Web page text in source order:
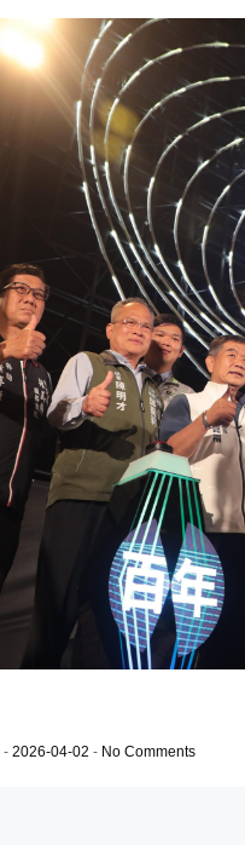
- 2026-04-02 - No Comments